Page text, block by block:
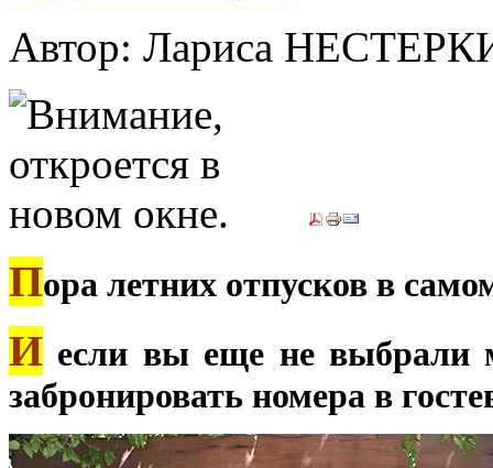
Автор: Лариса
Пора летних отпусков в
И если вы еще не выбрали
забронировать номера в